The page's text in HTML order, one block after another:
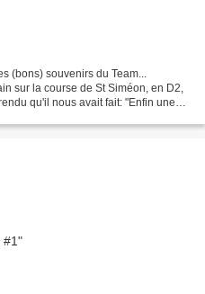
(bons) souvenirs du Team...
sur la course de St Siméon, en D2,
qu'il nous avait fait: "Enfin une